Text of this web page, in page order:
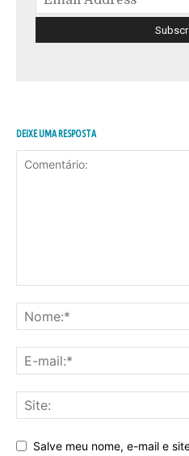
DEIXE UMA RESPOSTA
Salve meu nome, e-mail e